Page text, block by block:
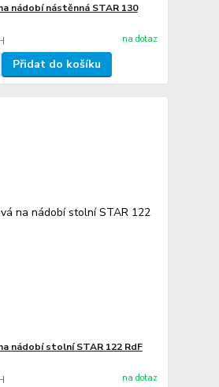
nádobí nástěnná STAR 130
na dotaz
Přidat do košíku
nádobí stolní STAR 122 RdF
na dotaz